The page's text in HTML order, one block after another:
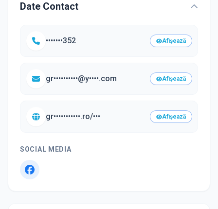
Date Contact
•••••••352 Afișează
gr••••••••••@y••••.com Afișează
gr•••••••••••.ro/••• Afișează
SOCIAL MEDIA